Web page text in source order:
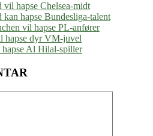
hapse Chelsea-midt
hapse Bundesliga-talent
vil hapse PL-anfører
hapse dyr VM-juvel
Al Hilal-spiller